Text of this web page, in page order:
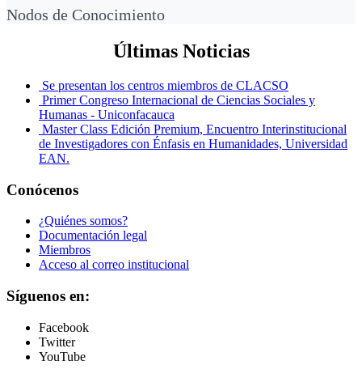
Nodos de Conocimiento
Últimas Noticias
Se presentan los centros miembros de CLACSO
Primer Congreso Internacional de Ciencias Sociales y
Humanas - Uniconfacauca
Master Class Edición Premium, Encuentro Interinstitucional
de Investigadores con Énfasis en Humanidades, Universidad
EAN.
Conócenos
¿Quiénes somos?
Documentación legal
Miembros
Acceso al correo institucional
Síguenos en:
Facebook
Twitter
YouTube